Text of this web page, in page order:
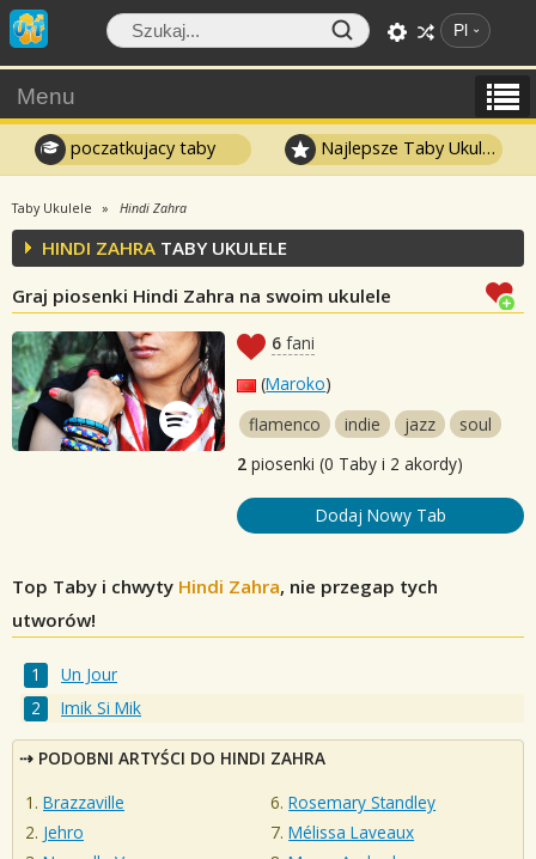
Pl
Menu
poczatkujacy taby Najlepsze Taby Ukulele
Taby Ukulele Hindi Zahra
HINDI ZAHRA TABY UKULELE
Graj piosenki Hindi Zahra na swoim ukulele
6 fani
(Maroko)
flamenco
indie jazz
soul
2 piosenki (0 Taby i 2 akordy)
Dodaj Nowy Tab
Top Taby i chwyty Hindi Zahra, nie przegap tych
utworów!
Un Jour
Imik Si Mik
PODOBNI ARTYŚCI DO HINDI ZAHRA
Brazzaville
Jehro
Rosemary Standley
Mélissa Laveaux